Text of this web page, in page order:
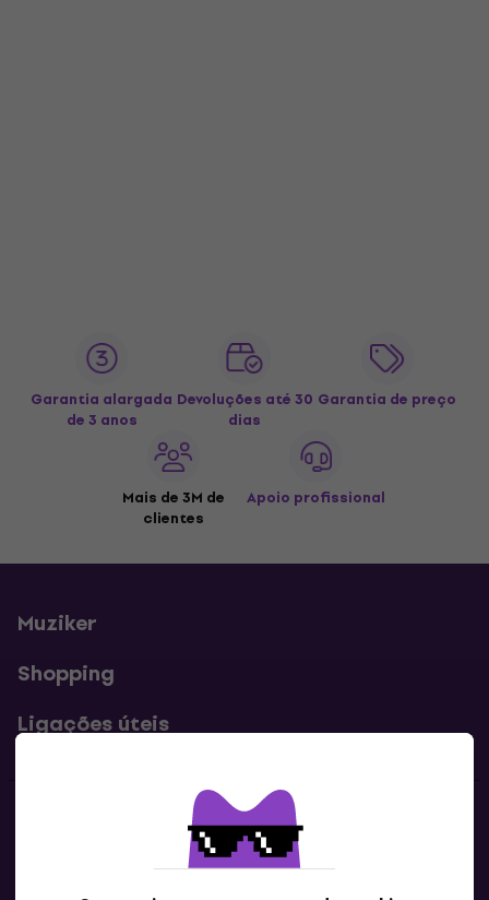
Garantia alargada
de 3 anos
Devoluções até 30
dias
Garantia de preço
Mais de 3M de
clientes
Apoio profissional
Muziker
Shopping
Ligações úteis
Contatos
Contacta-nos